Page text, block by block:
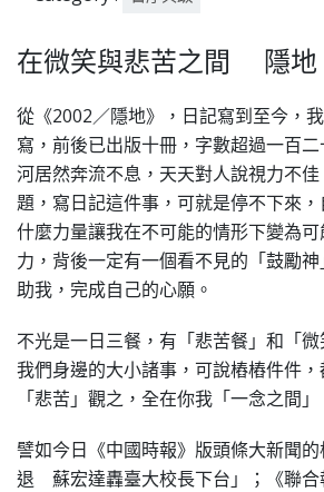
在微笑與悲苦之間 隱地
從《2002／隱地》，日記寫到至今，
寫，前後已出版十冊，字數超過一百
河居然奔流不息，天天對人說視力不
題，寫日記這件事，可就是停不下來
什麼力量讓我在不可能的情形下變為
力，背後一定有一個看不見的「鼓勵
助我，完成自己的心願。
不光是一日三餐，有「悲苦餐」和「
我們身邊的大小諸事，可說樁樁件件
「悲苦」觀之，全在你我「一念之間」
譬如今日《中國時報》版頭條大新聞
退 蘇宏達轟臺大校長下台」；《聯合